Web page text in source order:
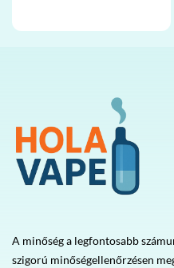
A minőség a legfontosabb
szigorú minőségellenőrzésen